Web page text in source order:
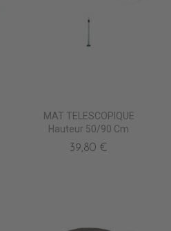
MAT TELESCOPIQUE
Hauteur 50/90 Cm
39,80 €